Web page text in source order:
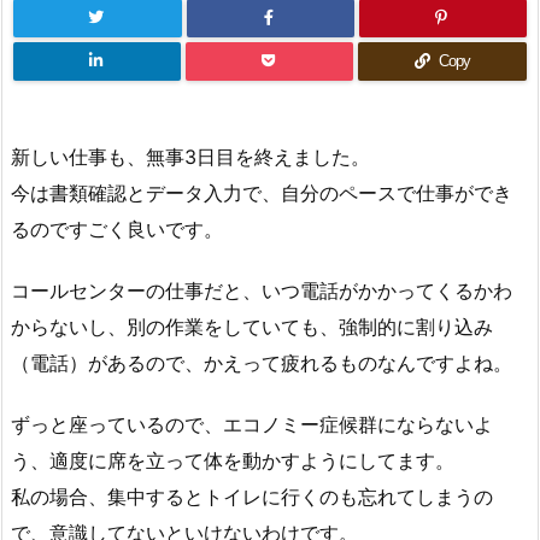
Copy
新しい仕事も、無事3日目を終えました。
今は書類確認とデータ入力で、自分のペースで仕事ができ
るのですごく良いです。
コールセンターの仕事だと、いつ電話がかかってくるかわ
からないし、別の作業をしていても、強制的に割り込み
（電話）があるので、かえって疲れるものなんですよね。
ずっと座っているので、エコノミー症候群にならないよ
う、適度に席を立って体を動かすようにしてます。
私の場合、集中するとトイレに行くのも忘れてしまうの
で、意識してないといけないわけです。